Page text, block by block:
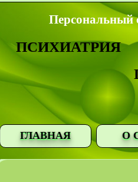
Персональный
ПСИХИАТРИЯ
ГЛАВНАЯ О